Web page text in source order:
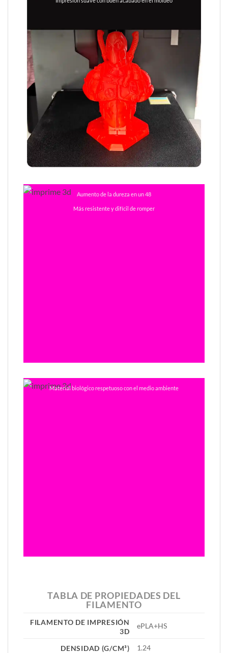
Aumento de la dureza en un 48
Más resistente y difícil de romper
Material biológico respetuoso con el medio ambiente
TABLA DE PROPIEDADES DEL
FILAMENTO
FILAMENTO DE IMPRESIÓN
3D
ePLA+HS
DENSIDAD (G/CM³) 1.24